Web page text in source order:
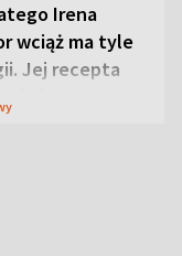
Irena
wciąż ma tyle
Jej recepta